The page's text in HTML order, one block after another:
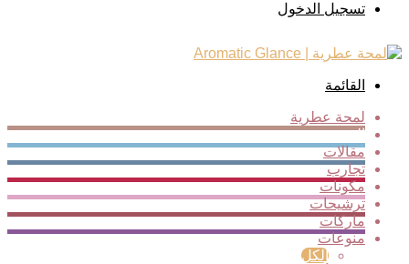
تسجيل الدخول
القائمة
لمحة عطرية
الجديد
مقالات
تجارب
مكونات
ترشيحات
ماركات
منوعات
الكل